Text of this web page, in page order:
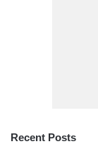
Recent Posts